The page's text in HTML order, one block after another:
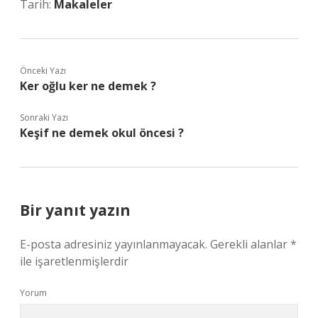
Tarih: Makaleler
Önceki Yazı
Ker oğlu ker ne demek ?
Sonraki Yazı
Keşif ne demek okul öncesi ?
Bir yanıt yazın
E-posta adresiniz yayınlanmayacak. Gerekli alanlar*
ile işaretlenmişlerdir
Yorum